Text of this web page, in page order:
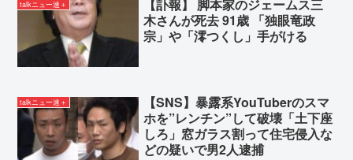
talkニュー速＋
【訃報】 脚本家のジェームス三
木さんが死去 91歳 「独眼竜政
宗」や「澪つくし」手がける
talkニュー速＋
【SNS】暴露系YouTuberのスマ
ホを”レンチン”して破壊「土下座
しろ」窓ガラス割って住宅侵入な
どの疑いで男2人逮捕